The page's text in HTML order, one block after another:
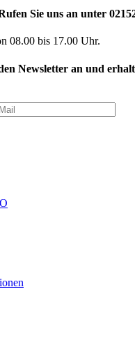
Sie uns an unter
08.00 bis 17.00 Uhr.
Newsletter an und